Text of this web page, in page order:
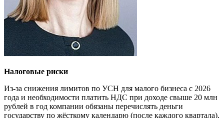
Налоговые риски
Из-за снижения лимитов по УСН для малого бизнеса с 2026
года и необходимости платить НДС при доходе свыше 20 млн
рублей в год компании обязаны перечислять деньги
государству по жёсткому календарю (после каждого квартала).